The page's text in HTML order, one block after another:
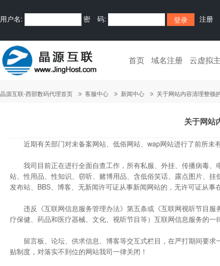
用户名: 密 码: 注册
首页 域名注册 云虚拟
晶源互联-西部数码代理首页 客服中心 新闻中心 关于网站内容清理整顿
关于网站
近期有关部门对未备案网站、低俗网站、wap网站进行了前所未
我司目前正在进行全面自查工作，所有私服、外挂、传播病毒、
站、性用品、性知识、窃听、赌博用品、含低俗笑话、露点图片、
发布站、BBS、博客、无新闻许可证从事新闻网站的，无许可证从
违反《互联网信息服务管理办法》第五条或《互联网视听节目服
疗保健、药品和医疗器械、文化、视听节目等）互联网信息服务的一
留言板、论坛、供求信息、博客等交互式栏目，在严打期间要求
贴制度，对落实不到位的网站我司一律关闭！